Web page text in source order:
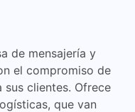
de mensajería y
el compromiso de
clientes. Ofrece
que van